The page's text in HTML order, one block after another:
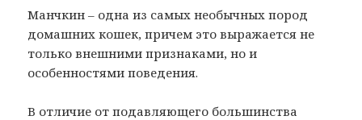
Манчкин – одна из самых необычных пород
домашних кошек, причем это выражается не
только внешними признаками, но и
особенностями поведения.
В отличие от подавляющего большинства